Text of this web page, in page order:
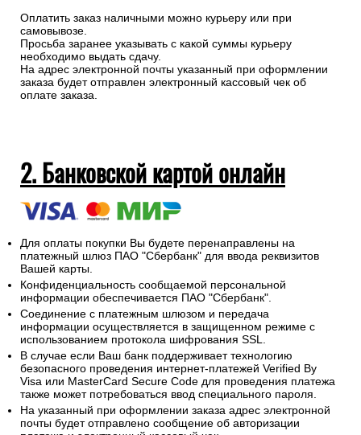
Оплатить заказ наличными можно курьеру или при
самовывозе.
Просьба заранее указывать с какой суммы курьеру
необходимо выдать сдачу.
На адрес электронной почты указанный при оформлении
заказа будет отправлен электронный кассовый чек об
оплате заказа.
2. Банковской картой онлайн
Для оплаты покупки Вы будете перенаправлены на
платежный шлюз ПАО "Сбербанк" для ввода реквизитов
Вашей карты.
Конфиденциальность сообщаемой персональной
информации обеспечивается ПАО "Сбербанк".
Соединение с платежным шлюзом и передача
информации осуществляется в защищенном режиме с
использованием протокола шифрования SSL.
В случае если Ваш банк поддерживает технологию
безопасного проведения интернет-платежей Verified By
Visa или MasterCard Secure Code для проведения платежа
также может потребоваться ввод специального пароля.
На указанный при оформлении заказа адрес электронной
почты будет отправлено сообщение об авторизации